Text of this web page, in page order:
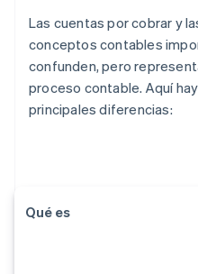
Las cuentas por cobrar y
conceptos contables
confunden, pero
proceso contable. Aquí
principales diferencias:
Qué es